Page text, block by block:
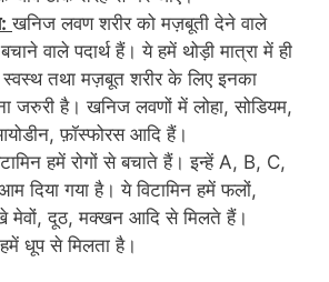
खनिज लवण शरीर को मज़बूती देने वाले
वाले पदार्थ हैं। ये हमें थोड़ी मात्रा में ही
स्वस्थ तथा मज़बूत शरीर के लिए इनका
जरुरी है। खनिज लवणों में लोहा, सोडियम,
फ़ॉस्फोरस आदि हैं।
हमें रोगों से बचाते हैं। इन्हें A, B, C,
दिया गया है। ये विटामिन हमें फलों,
मेवों, दूठ, मक्खन आदि से मिलते हैं।
हमें धूप से मिलता है।